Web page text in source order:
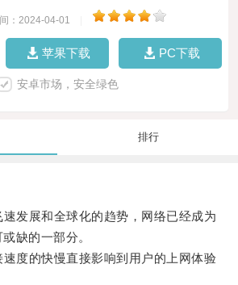
：2024-04-01
苹果下载 PC下载
安卓市场，安全绿色
排行
展和全球化的趋势，网络已经成为
缺的一部分。
的快慢直接影响到用户的上网体验